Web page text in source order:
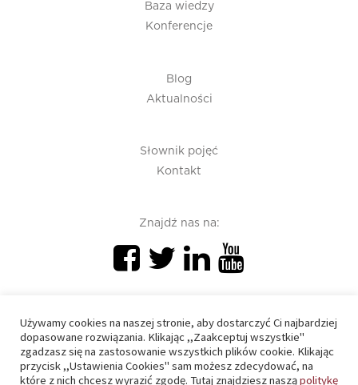
Baza wiedzy
Konferencje
Blog
Aktualności
Słownik pojęć
Kontakt
Znajdź nas na:
PIU 2020 © All right reserved
Używamy cookies na naszej stronie, aby dostarczyć Ci najbardziej
dopasowane rozwiązania. Klikając ,,Zaakceptuj wszystkie"
zgadzasz się na zastosowanie wszystkich plików cookie. Klikając
przycisk ,,Ustawienia Cookies" sam możesz zdecydować, na
które z nich chcesz wyrazić zgodę. Tutaj znajdziesz nasząpolitykę